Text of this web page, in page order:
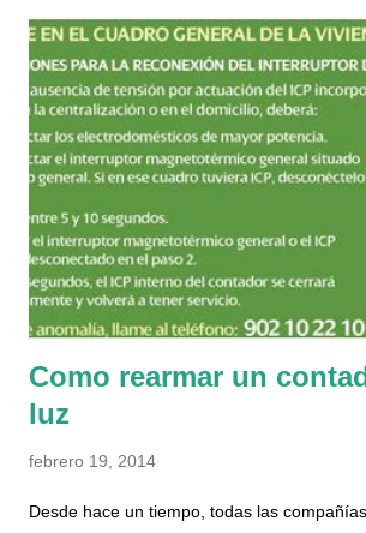
siguiente otra vez otro chico distinto y ya me
Cuando buscas en internet apenas hay
ellos, y la mitad de lo que aparece es de
catalana que se llama Músicos por la paz y
estos al menos si parece que hace cosas,
actualizan el facebook y hay noticias en los
concretos de actuaciones y eventos. Sobre
en su web realmente no hay n...
Como rearmar un
luz
febrero 19, 2014
Desde hace un tiempo, todas las